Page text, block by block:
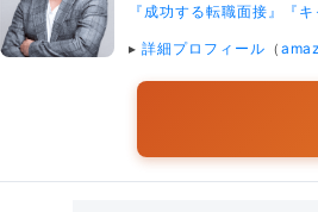
『成功する転職面接』
『
▸ 詳細プロフィール （